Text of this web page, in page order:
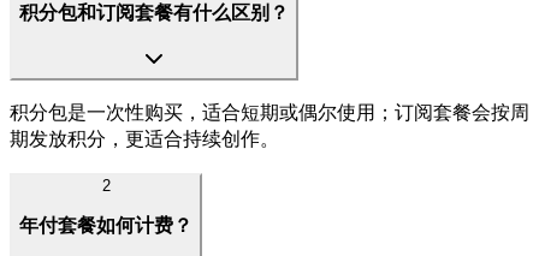
积分包和订阅套餐有什么区别？
积分包是一次性购买，适合短期或偶尔使用；订阅套餐会按周
期发放积分，更适合持续创作。
2
年付套餐如何计费？